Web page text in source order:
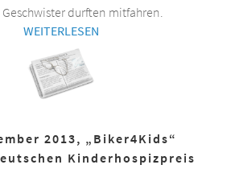
durften mitfahren.
WEITERLESEN
2013, „Biker4Kids“
Kinderhospizpreis